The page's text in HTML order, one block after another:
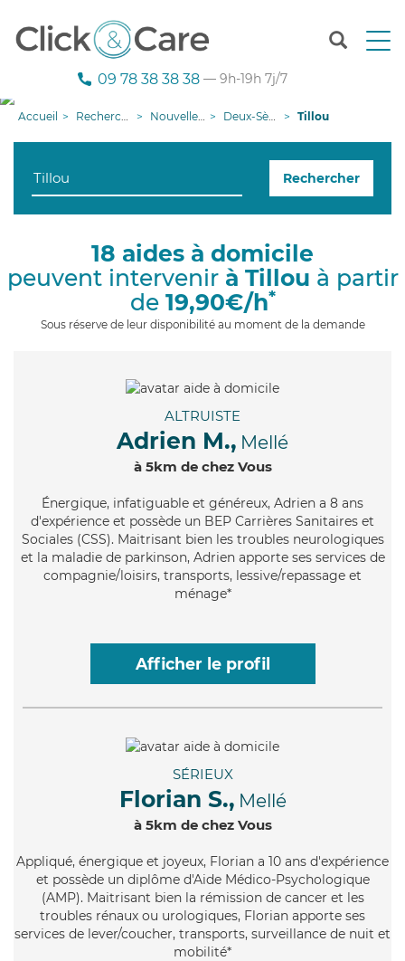
T
n
g
i
09 78 38 38 38 — 9h-19h 7j/7
Accueil Recherche aide à domicile Nouvelle-Aquitaine Deux-Sèvres Tillou
Rechercher
18 aides à domicile
peuvent intervenir à Tillou à partir
de 19,90€/h*
Sous réserve de leur disponibilité au moment de la demande
ALTRUISTE
Adrien M., Mellé
à 5km de chez Vous
Énergique, infatiguable et généreux, Adrien a 8 ans
d'expérience et possède un BEP Carrières Sanitaires et
Sociales (CSS). Maitrisant bien les troubles neurologiques
et la maladie de parkinson, Adrien apporte ses services de
compagnie/loisirs, transports, lessive/repassage et
ménage*
Afficher le profil
SÉRIEUX
Florian S., Mellé
à 5km de chez Vous
Appliqué, énergique et joyeux, Florian a 10 ans d'expérience
et possède un diplôme d'Aide Médico-Psychologique
(AMP). Maitrisant bien la rémission de cancer et les
troubles rénaux ou urologiques, Florian apporte ses
services de lever/coucher, transports, surveillance de nuit et
mobilité*